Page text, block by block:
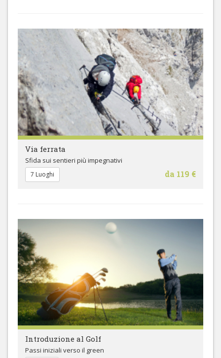
Via ferrata
Sfida sui sentieri più impegnativi
da 119 €
7 Luoghi
Introduzione al Golf
Passi iniziali verso il green